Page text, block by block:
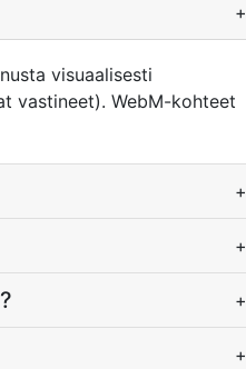
+
visuaalisesti
vastineet). WebM-kohteet
+
+
+
+